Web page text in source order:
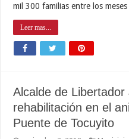
mil 300 familias entre los
Leer mas...
Alcalde de
rehabilitación en el
Puente de Tocuyito